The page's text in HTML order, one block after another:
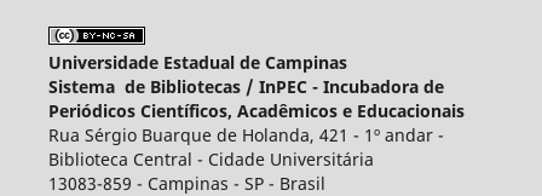
Universidade Estadual de Campinas
Sistema de Bibliotecas / InPEC - Incubadora de
Periódicos Científicos, Acadêmicos e Educacionais
Rua Sérgio Buarque de Holanda, 421 - 1º andar -
Biblioteca Central - Cidade Universitária
13083-859 - Campinas - SP - Brasil